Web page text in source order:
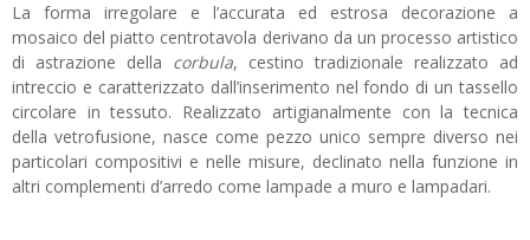
La forma irregolare e l’accurata ed estrosa decorazione a
mosaico del piatto centrotavola derivano da un processo artistico
di astrazione della corbula, cestino tradizionale realizzato ad
intreccio e caratterizzato dall’inserimento nel fondo di un tassello
circolare in tessuto. Realizzato artigianalmente con la tecnica
della vetrofusione, nasce come pezzo unico sempre diverso nei
particolari compositivi e nelle misure, declinato nella funzione in
altri complementi d’arredo come lampade a muro e lampadari.